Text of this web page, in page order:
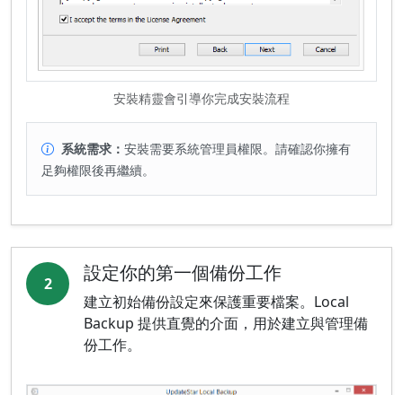
安裝精靈會引導你完成安裝流程
系統需求： 安裝需要系統管理員權限。請確認你擁有
足夠權限後再繼續。
2 設定你的第一個備份工作
建立初始備份設定來保護重要檔案。Local
Backup 提供直覺的介面，用於建立與管理備
份工作。